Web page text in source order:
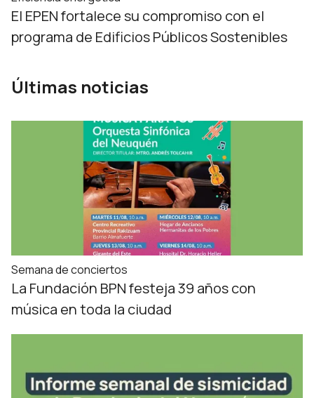
El EPEN fortalece su compromiso con el
programa de Edificios Públicos Sostenibles
Últimas noticias
Semana de conciertos
La Fundación BPN festeja 39 años con
música en toda la ciudad